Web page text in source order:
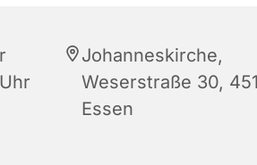
Johanneskirche,
Weserstraße 30,
Essen